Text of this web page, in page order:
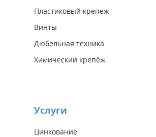
Пластиковый крепеж
Винты
Дюбельная техника
Химический крепёж
Услуги
Цинкование